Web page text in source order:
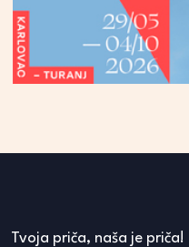
Tvoja priča, naša je priča!